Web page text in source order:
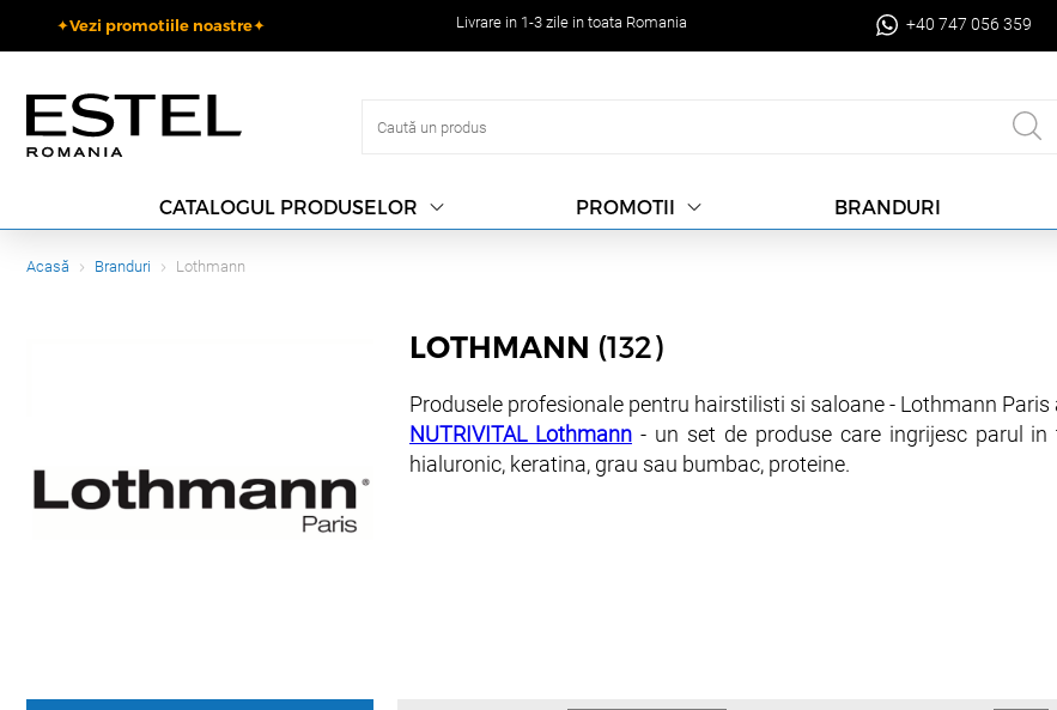
✦Vezi promotiile noastre✦ Livrare in 1-3 zile in toata Romania +40 747 056 359
CATALOGUL PRODUSELOR PROMOTII BRANDURI
Acasă Branduri Lothmann
LOTHMANN (132)
Produsele profesionale pentru hairstilisti si saloane - Lothmann Paris
NUTRIVITAL Lothmann- un set de produse care ingrijesc parul in
hialuronic, keratina, grau sau bumbac, proteine.